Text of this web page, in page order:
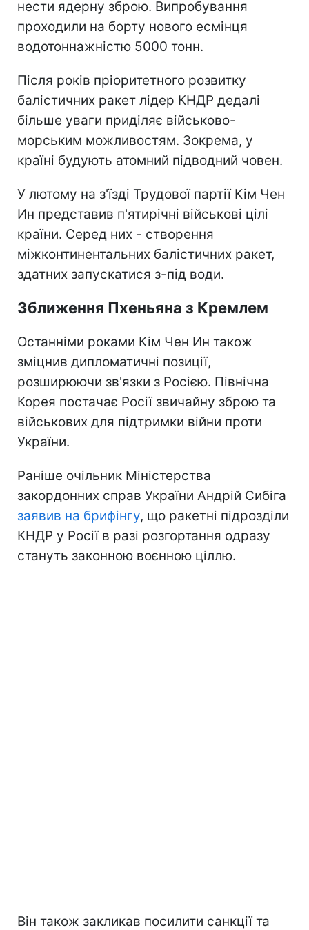
нести ядерну зброю. Випробування
проходили на борту нового есмінця
водотоннажністю 5000 тонн.
Після років пріоритетного розвитку
балістичних ракет лідер КНДР дедалі
більше уваги приділяє військово-
морським можливостям. Зокрема, у
країні будують атомний підводний човен.
У лютому на з'їзді Трудової партії Кім Чен
Ин представив п'ятирічні військові цілі
країни. Серед них - створення
міжконтинентальних балістичних ракет,
здатних запускатися з-під води.
Зближення Пхеньяна з Кремлем
Останніми роками Кім Чен Ин також
зміцнив дипломатичні позиції,
розширюючи зв'язки з Росією. Північна
Корея постачає Росії звичайну зброю та
військових для підтримки війни проти
України.
Раніше очільник Міністерства
закордонних справ України Андрій Сибіга
заявив на брифінгу, що ракетні підрозділи
КНДР у Росії в разі розгортання одразу
стануть законною воєнною ціллю.
Він також закликав посилити санкції та